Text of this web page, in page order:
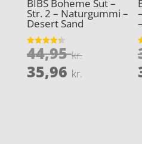
BIBS Boheme Sut –
Str. 2 – Naturgummi –
Desert Sand
Vurderet
4.3
44,95kr.Den
pris
35,96 kr.